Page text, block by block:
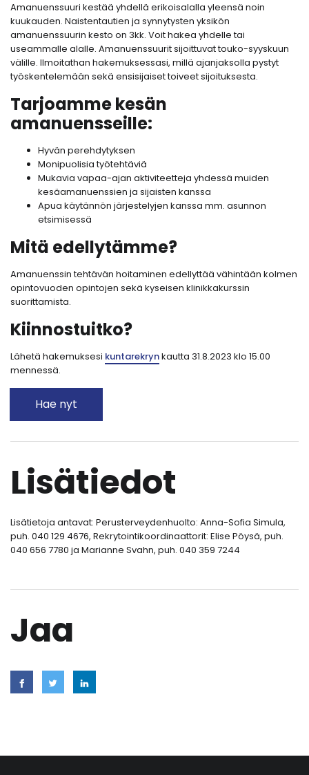
Amanuenssuuri kestää yhdellä erikoisalalla yleensä noin
kuukauden. Naistentautien ja synnytysten yksikön
amanuenssuurin kesto on 3kk. Voit hakea yhdelle tai
useammalle alalle. Amanuenssuurit sijoittuvat touko-syyskuun
välille. Ilmoitathan hakemuksessasi, millä ajanjaksolla pystyt
työskentelemään sekä ensisijaiset toiveet sijoituksesta.
Tarjoamme kesän
amanuensseille:
Hyvän perehdytyksen
Monipuolisia työtehtäviä
Mukavia vapaa-ajan aktiviteetteja yhdessä muiden
kesäamanuenssien ja sijaisten kanssa
Apua käytännön järjestelyjen kanssa mm. asunnon
etsimisessä
Mitä edellytämme?
Amanuenssin tehtävän hoitaminen edellyttää vähintään kolmen
opintovuoden opintojen sekä kyseisen klinikkakurssin
suorittamista.
Kiinnostuitko?
Lähetä hakemuksesi kuntarekrynkautta 31.8.2023 klo 15.00
mennessä.
Hae nyt
Lisätiedot
Lisätietoja antavat: Perusterveydenhuolto: Anna-Sofia Simula,
puh. 040 129 4676, Rekrytointikoordinaattorit: Elise Pöysä, puh.
040 656 7780 ja Marianne Svahn, puh. 040 359 7244
Jaa